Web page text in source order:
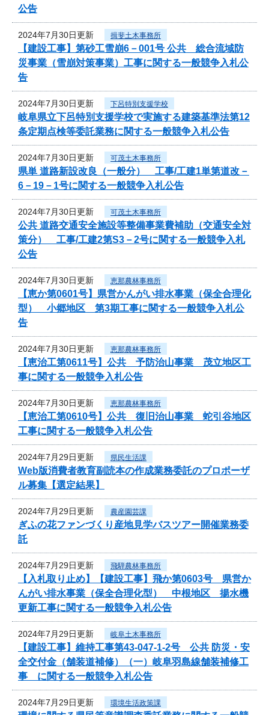
公告
2024年7月30日更新 揖斐土木事務所
【建設工事】第砂工雪崩6－001号 公共 総合流域防
災事業（雪崩対策事業）工事に関する一般競争入札公
告
2024年7月30日更新 下呂特別支援学校
岐阜県立下呂特別支援学校で実施する建築基準法第12
条定期点検等委託業務に関する一般競争入札公告
2024年7月30日更新 可茂土木事務所
県単 道路新設改良（一般分） 工事/工建1単第道改－
6－19－1号に関する一般競争入札公告
2024年7月30日更新 可茂土木事務所
公共 道路交通安全施設等整備事業費補助（交通安全対
策分） 工事/工建2第S3－2号に関する一般競争入札
公告
2024年7月30日更新 恵那農林事務所
【恵か第0601号】県営かんがい排水事業（保全合理化
型） 小郷地区 第3期工事に関する一般競争入札公
告
2024年7月30日更新 恵那農林事務所
【恵治工第0611号】公共 予防治山事業 茂立地区工
事に関する一般競争入札公告
2024年7月30日更新 恵那農林事務所
【恵治工第0610号】公共 復旧治山事業 蛇引谷地区
工事に関する一般競争入札公告
2024年7月29日更新 県民生活課
Web版消費者教育副読本の作成業務委託のプロポーザ
ル募集【選定結果】
2024年7月29日更新 農産園芸課
ぎふの花ファンづくり産地見学バスツアー開催業務委
託
2024年7月29日更新 飛騨農林事務所
【入札取り止め】【建設工事】飛か第0603号 県営か
んがい排水事業（保全合理化型） 中根地区 揚水機
更新工事に関する一般競争入札公告
2024年7月29日更新 岐阜土木事務所
【建設工事】維持工事第43-047-1-2号 公共 防災・安
全交付金（舗装道補修）（一）岐阜羽島線舗装補修工
事 に関する一般競争入札公告
2024年7月29日更新 環境生活政策課